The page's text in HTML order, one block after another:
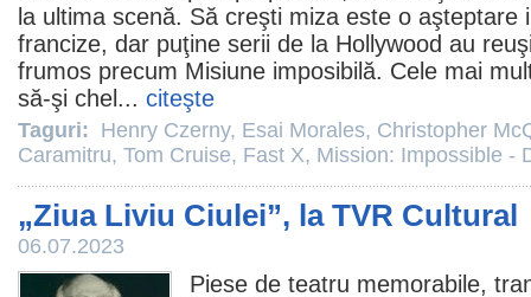
la ultima scenă. Să creşti miza este o aşteptare
francize, dar puţine serii de la Hollywood au
frumos precum Misiune imposibilă. Cele mai
să-şi chel... citeşte
Taguri: Henry Czerny, Esai Morales, Christopher
Caramitru, Tom Cruise, Fast X, Mission: Impossible -
„Ziua Liviu Ciulei”, la TVR Cultural
06.07.2023
Piese de teatru memorabile,